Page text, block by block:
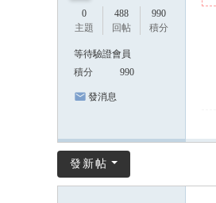
0
主題
488
回帖
990
積分
等待驗證會員
積分
990
發消息
發新帖